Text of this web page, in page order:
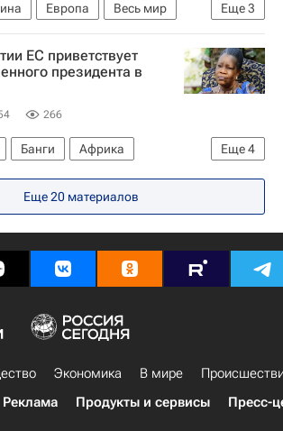
Еще3
Европа
Весь мир
(политик)
Украины
ЕС приветствует
президента в
266
Еще4
Банги
Африка
Самба-Панза
Кэтрин Эштон
Еще 20 материалов
Экономика В мире
Реклама Продукты и сервисы Пресс-